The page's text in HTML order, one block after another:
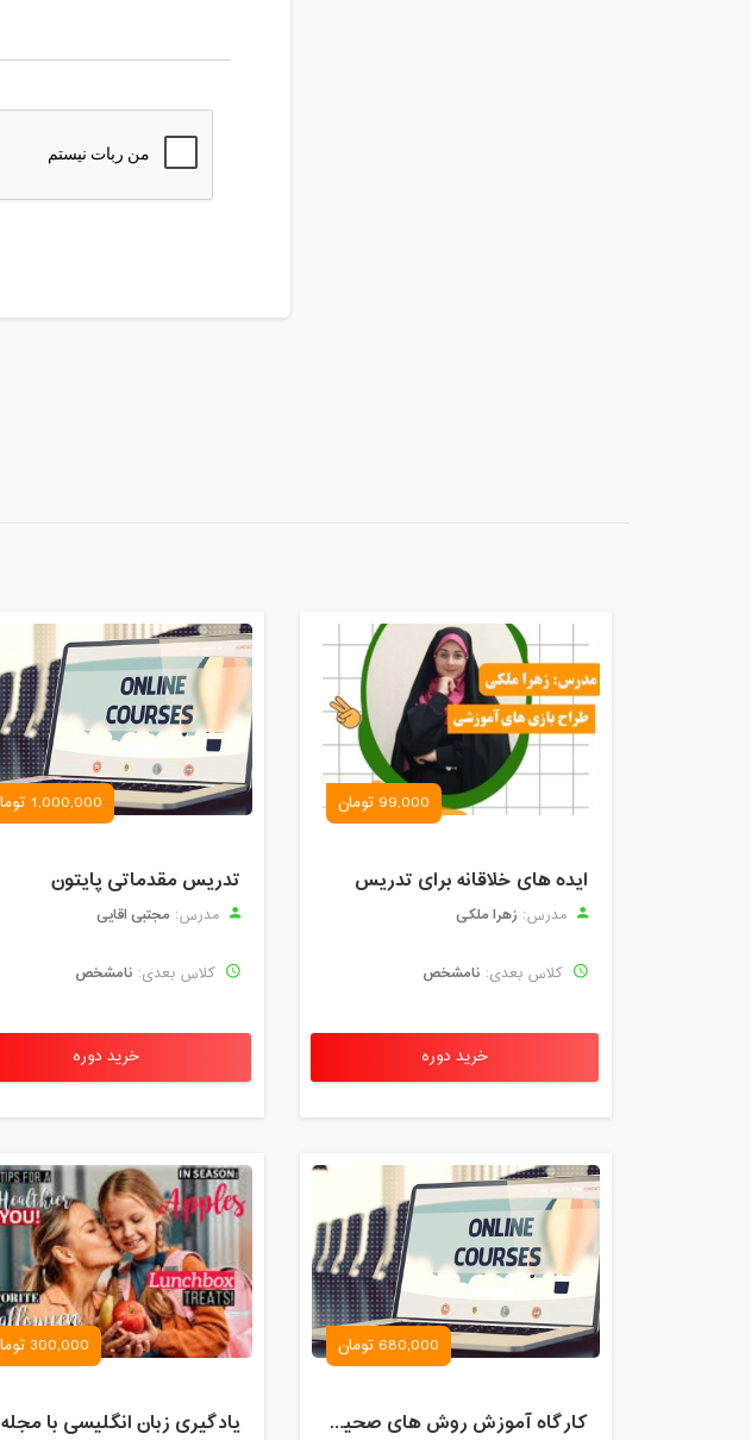
99,000 تومان
ایده های خلاقانه برای تدریس
مدرس: زهرا ملکی
کلاس بعدی: نامشخص
خرید دوره
1,000,000 تومان
تدریس مقدماتی پایتون
مدرس: مجتبی اقایی
کلاس بعدی: نامشخص
خرید دوره
680,000 تومان
کارگاه آموزش روش های صحیح درس خواندن همراه با یادگیری بدون فراموشی
300,000 تومان
یادگیری زبان انگلیسی با مجله